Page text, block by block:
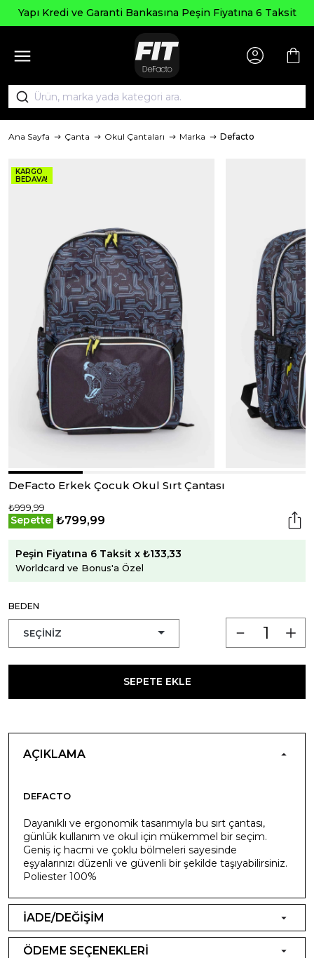
Yapı Kredi ve Garanti Bankasına Peşin Fiyatına 6 Taksit
Ana Sayfa Çanta Okul Çantaları Marka Defacto
KARGO
BEDAVA!
DeFacto Erkek Çocuk Okul Sırt Çantası
₺999,99
Sepette ₺799,99
Peşin Fiyatına 6 Taksit x ₺133,33
Worldcard ve Bonus'a Özel
BEDEN
SEPETE EKLE
AÇIKLAMA
DEFACTO
Dayanıklı ve ergonomik tasarımıyla bu sırt çantası,
günlük kullanım ve okul için mükemmel bir seçim.
Geniş iç hacmi ve çoklu bölmeleri sayesinde
eşyalarınızı düzenli ve güvenli bir şekilde taşıyabilirsiniz.
Poliester 100%
İADE/DEĞİŞİM
ÖDEME SEÇENEKLERİ